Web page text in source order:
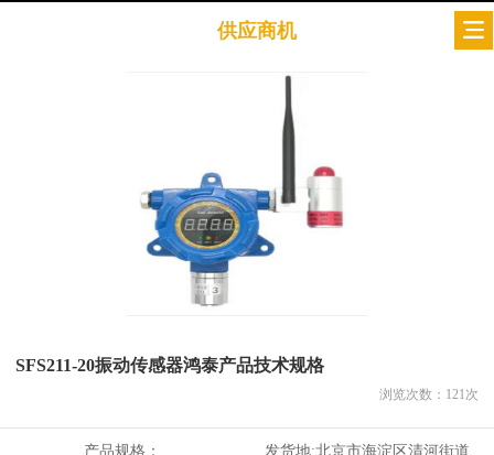
供应商机
SFS211-20振动传感器鸿泰产品技术规格
浏览次数： 121 次
产品规格： 发货地:北京市海淀区清河街道